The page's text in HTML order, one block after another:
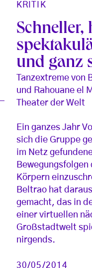
KRITIK
Schneller,
und ganz
Tanzextreme von
und Rahouane el
Theater der Welt
Ein ganzes Jahr
sich die Gruppe
im Netz
Bewegungsfolgen
Körpern
Beltrao hat
gemacht, das in
einer virtuellen
Großstadtwelt
nirgends.
30/05/2014